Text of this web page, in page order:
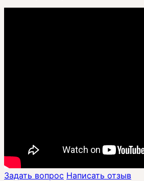
Задать вопрос Написать отзыв